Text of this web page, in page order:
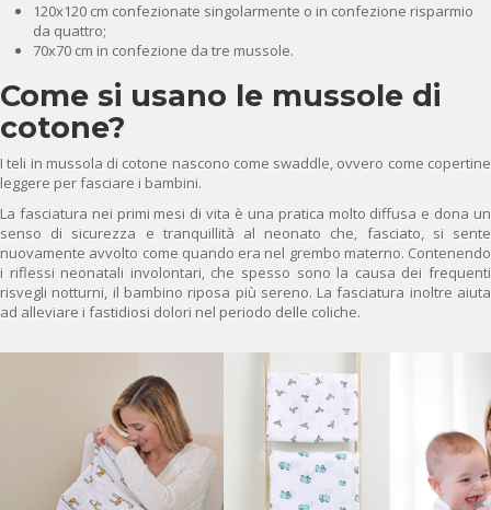
120x120 cm confezionate singolarmente o in confezione risparmio
da quattro;
70x70 cm in confezione da tre mussole.
Come si usano le mussole di
cotone?
I teli in mussola di cotone nascono come swaddle, ovvero come copertine
leggere per fasciare i bambini.
La fasciatura nei primi mesi di vita è una pratica molto diffusa e dona un
senso di sicurezza e tranquillità al neonato che, fasciato, si sente
nuovamente avvolto come quando era nel grembo materno. Contenendo
i riflessi neonatali involontari, che spesso sono la causa dei frequenti
risvegli notturni, il bambino riposa più sereno. La fasciatura inoltre aiuta
ad alleviare i fastidiosi dolori nel periodo delle coliche.